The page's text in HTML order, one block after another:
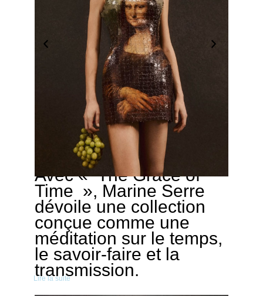
Avec « The Grace of
Time », Marine Serre
dévoile une collection
conçue comme une
méditation sur le temps,
le savoir-faire et la
transmission.
Lire la suite